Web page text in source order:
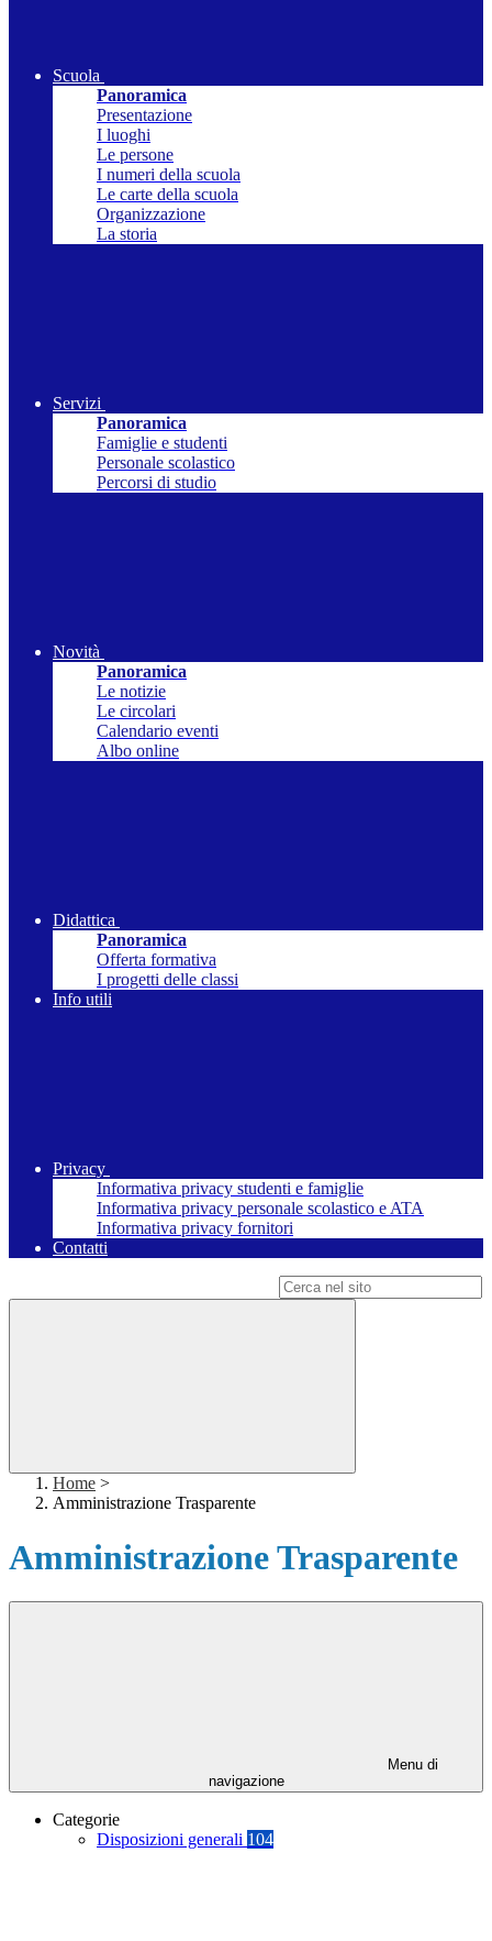
Scuola
Panoramica
Presentazione
I luoghi
Le persone
I numeri della scuola
Le carte della scuola
Organizzazione
La storia
Servizi
Panoramica
Famiglie e studenti
Personale scolastico
Percorsi di studio
Novità
Panoramica
Le notizie
Le circolari
Calendario eventi
Albo online
Didattica
Panoramica
Offerta formativa
I progetti delle classi
Info utili
Privacy
Informativa privacy studenti e famiglie
Informativa privacy personale scolastico e ATA
Informativa privacy fornitori
Contatti
Home >
Amministrazione Trasparente
Amministrazione Trasparente
Menu di
navigazione
Categorie
Disposizioni generali 104